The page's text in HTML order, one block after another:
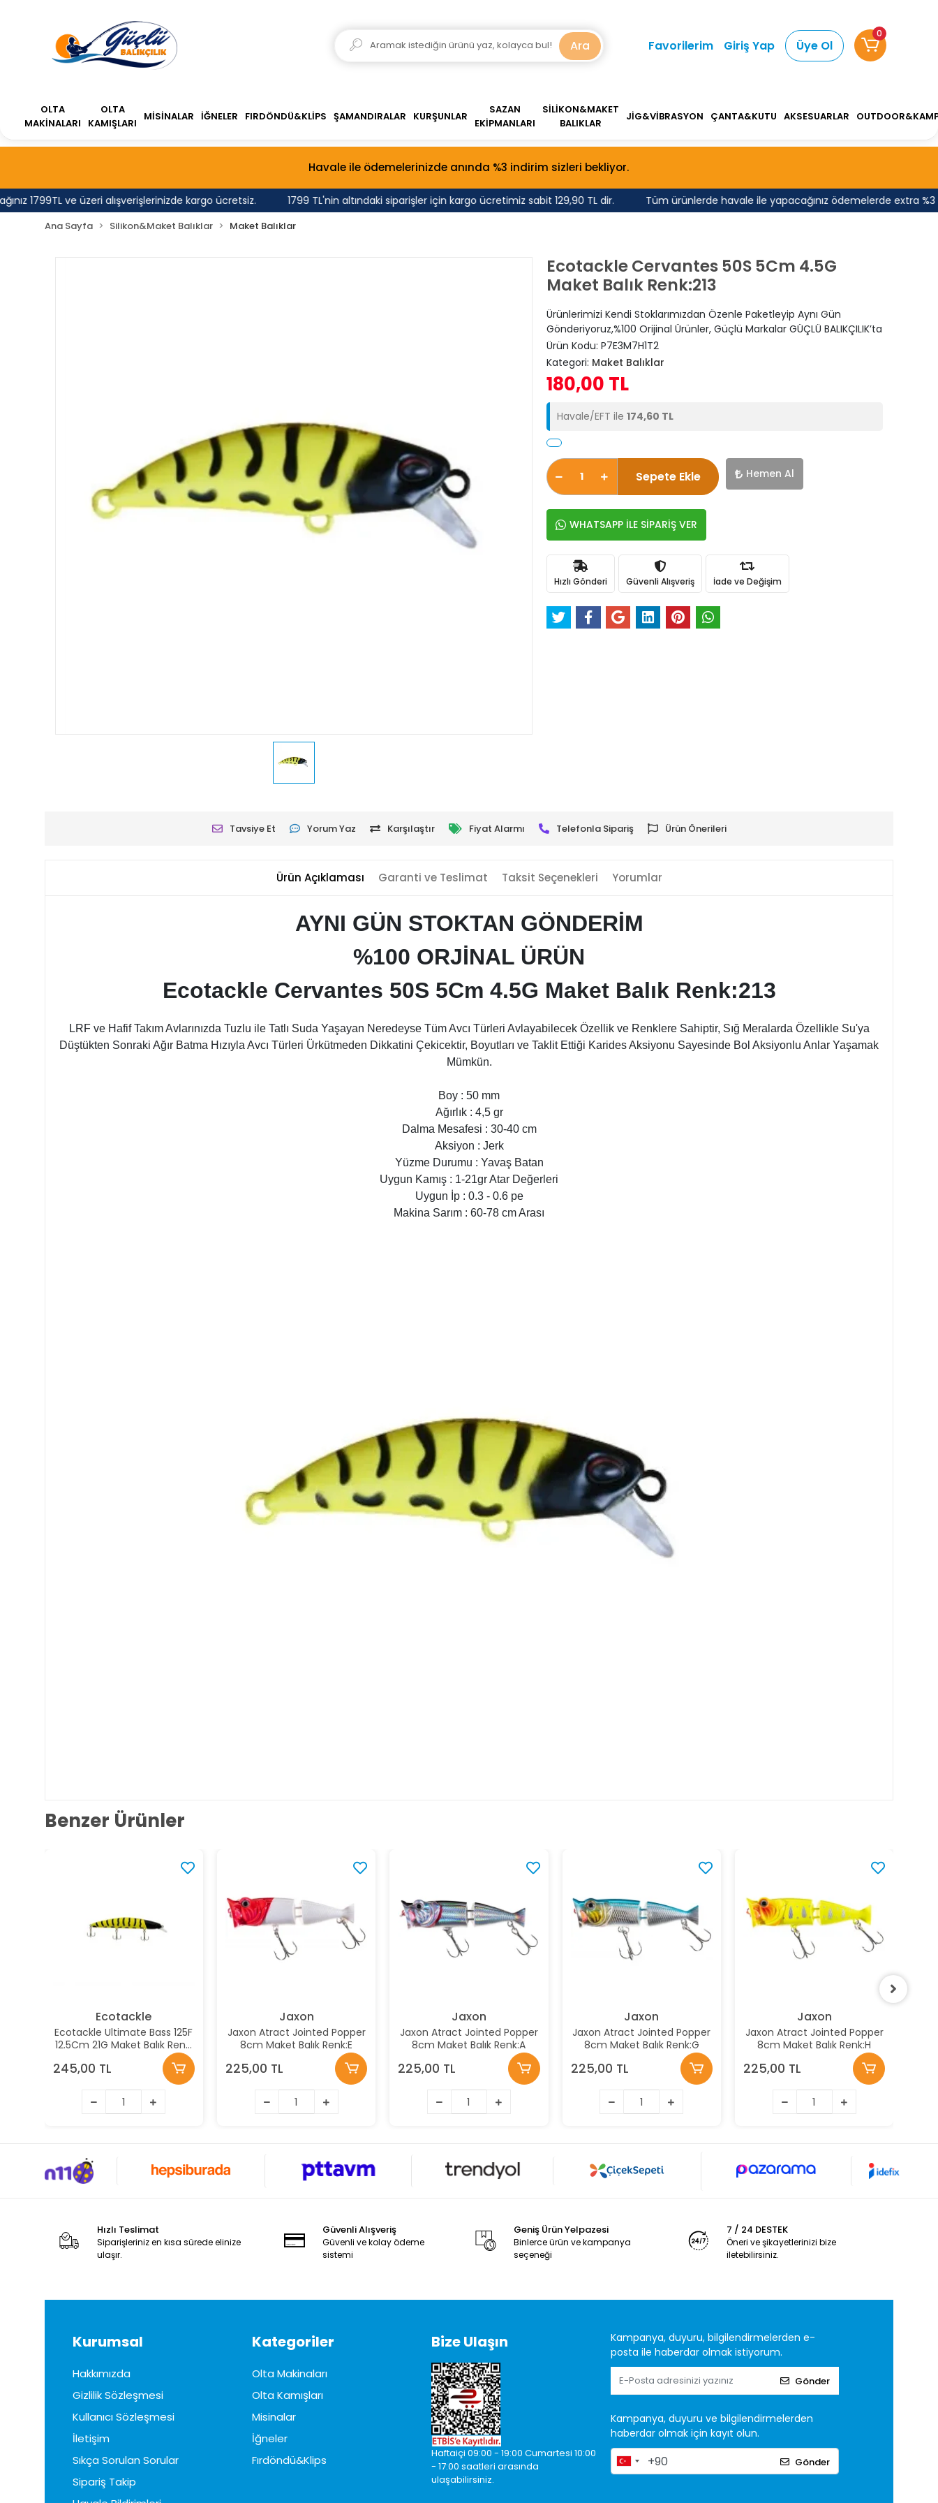
Havale ile ödemelerinizde anında %3 indirim sizleri bekliyor.
1799TL ve üzeri alışverişlerinizde kargo ücretsiz. 1799 TL'nin altındaki siparişler için kargo ücretimiz sabit 129,90 TL dir. Tüm ürünlerde havale ile yapacağınız ödemelerde extra %3
Ara Favorilerim Giriş Yap Üye Ol
0
OLTA
MAKİNALARI
OLTA
KAMIŞLARI
MİSİNALAR İĞNELER FIRDÖNDÜ&KLİPS ŞAMANDIRALAR KURŞUNLAR
SAZAN
EKİPMANLARI
SİLİKON&MAKET
BALIKLAR
JİG&VİBRASYON ÇANTA&KUTU AKSESUARLAR
Ana Sayfa Silikon&Maket Balıklar Maket Balıklar
Ecotackle Cervantes 50S 5Cm 4.5G
Maket Balık Renk:213
Ürünlerimizi Kendi Stoklarımızdan Özenle Paketleyip Aynı Gün
Gönderiyoruz,%100 Orijinal Ürünler, Güçlü Markalar GÜÇLÜ BALIKÇILIK’ta
Ürün Kodu: P7E3M7H1T2
Kategori: Maket Balıklar
180,00 TL
Havale/EFT ile 174,60 TL
Sepete Ekle Hemen Al
WHATSAPP İLE SİPARİŞ VER
Hızlı Gönderi Güvenli Alışveriş İade ve Değişim
Tavsiye Et Yorum Yaz Karşılaştır Fiyat Alarmı Telefonla Sipariş Ürün Önerileri
Ürün Açıklaması Garanti ve Teslimat Taksit Seçenekleri Yorumlar
AYNI GÜN STOKTAN GÖNDERİM
%100 ORJİNAL ÜRÜN
Ecotackle Cervantes 50S 5Cm 4.5G Maket Balık Renk:213
LRF ve Hafif Takım Avlarınızda Tuzlu ile Tatlı Suda Yaşayan Neredeyse Tüm Avcı Türleri Avlayabilecek Özellik ve Renklere Sahiptir, Sığ Meralarda Özellikle Su'ya
Düştükten Sonraki Ağır Batma Hızıyla Avcı Türleri Ürkütmeden Dikkatini Çekicektir, Boyutları ve Taklit Ettiği Karides Aksiyonu Sayesinde Bol Aksiyonlu Anlar Yaşamak
Mümkün.
Boy : 50 mm
Ağırlık : 4,5 gr
Dalma Mesafesi : 30-40 cm
Aksiyon : Jerk
Yüzme Durumu : Yavaş Batan
Uygun Kamış : 1-21gr Atar Değerleri
Uygun İp : 0.3 - 0.6 pe
Makina Sarım : 60-78 cm Arası
Benzer Ürünler
Ecotackle
Ecotackle Ultimate Bass 125F
12.5Cm 21G Maket Balık Renk:
245,00 TL
Jaxon
Jaxon Atract Jointed Popper
8cm Maket Balık Renk:E
225,00 TL
Jaxon
Jaxon Atract Jointed Popper
8cm Maket Balık Renk:A
225,00 TL
Jaxon
Jaxon Atract Jointed Popper
8cm Maket Balık Renk:G
225,00 TL
Jaxon
Jaxon Atract Jointed Popper
8cm Maket Balık Renk:H
225,00 TL
Hızlı Teslimat
Siparişleriniz en kısa sürede elinize
ulaşır.
Güvenli Alışveriş
Güvenli ve kolay ödeme
sistemi
Geniş Ürün Yelpazesi
Binlerce ürün ve kampanya
seçeneği
7 / 24 DESTEK
Öneri ve şikayetlerinizi bize
iletebilirsiniz.
Kurumsal
Hakkımızda
Gizlilik Sözleşmesi
Kullanıcı Sözleşmesi
İletişim
Sıkça Sorulan Sorular
Sipariş Takip
Kategoriler
Olta Makinaları
Olta Kamışları
Misinalar
İğneler
Fırdöndü&Klips
Bize Ulaşın
Haftaiçi 09:00 - 19:00 Cumartesi 10:00
- 17:00 saatleri arasında
ulaşabilirsiniz.
Kampanya, duyuru, bilgilendirmelerden e-
posta ile haberdar olmak istiyorum.
Gönder
Kampanya, duyuru ve bilgilendirmelerden
haberdar olmak için kayıt olun.
Gönder